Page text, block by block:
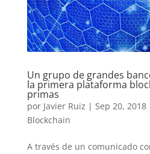
Un grupo de grandes
la primera plataforma
primas
por Javier Ruiz | Sep 20, 2018
Blockchain
A través de un comunicado